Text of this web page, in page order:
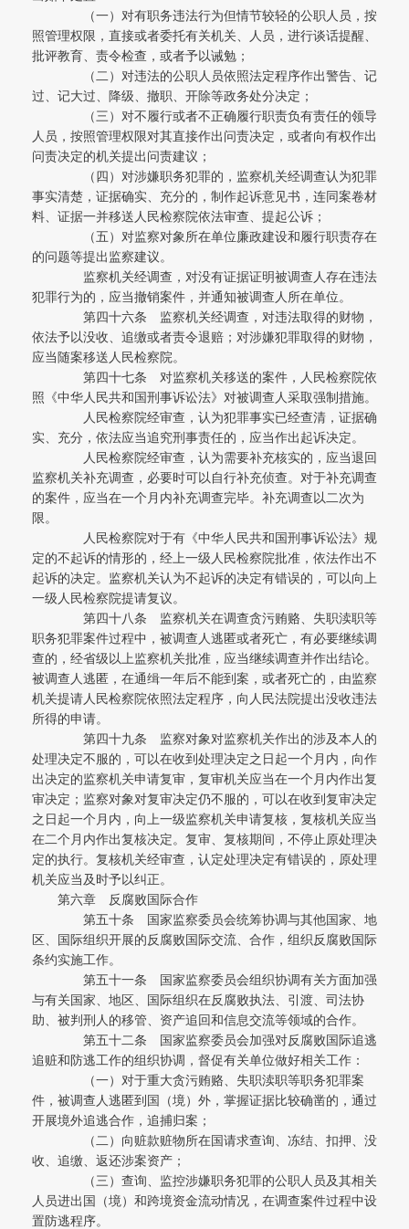
（一）对有职务违法行为但情节较轻的公职人员，按
照管理权限，直接或者委托有关机关、人员，进行谈话提醒、
批评教育、责令检查，或者予以诫勉；
（二）对违法的公职人员依照法定程序作出警告、记
过、记大过、降级、撤职、开除等政务处分决定；
（三）对不履行或者不正确履行职责负有责任的领导
人员，按照管理权限对其直接作出问责决定，或者向有权作出
问责决定的机关提出问责建议；
（四）对涉嫌职务犯罪的，监察机关经调查认为犯罪
事实清楚，证据确实、充分的，制作起诉意见书，连同案卷材
料、证据一并移送人民检察院依法审查、提起公诉；
（五）对监察对象所在单位廉政建设和履行职责存在
的问题等提出监察建议。
监察机关经调查，对没有证据证明被调查人存在违法
犯罪行为的，应当撤销案件，并通知被调查人所在单位。
第四十六条 监察机关经调查，对违法取得的财物，
依法予以没收、追缴或者责令退赔；对涉嫌犯罪取得的财物，
应当随案移送人民检察院。
第四十七条 对监察机关移送的案件，人民检察院依
照《中华人民共和国刑事诉讼法》对被调查人采取强制措施。
人民检察院经审查，认为犯罪事实已经查清，证据确
实、充分，依法应当追究刑事责任的，应当作出起诉决定。
人民检察院经审查，认为需要补充核实的，应当退回
监察机关补充调查，必要时可以自行补充侦查。对于补充调查
的案件，应当在一个月内补充调查完毕。补充调查以二次为
限。
人民检察院对于有《中华人民共和国刑事诉讼法》规
定的不起诉的情形的，经上一级人民检察院批准，依法作出不
起诉的决定。监察机关认为不起诉的决定有错误的，可以向上
一级人民检察院提请复议。
第四十八条 监察机关在调查贪污贿赂、失职渎职等
职务犯罪案件过程中，被调查人逃匿或者死亡，有必要继续调
查的，经省级以上监察机关批准，应当继续调查并作出结论。
被调查人逃匿，在通缉一年后不能到案，或者死亡的，由监察
机关提请人民检察院依照法定程序，向人民法院提出没收违法
所得的申请。
第四十九条 监察对象对监察机关作出的涉及本人的
处理决定不服的，可以在收到处理决定之日起一个月内，向作
出决定的监察机关申请复审，复审机关应当在一个月内作出复
审决定；监察对象对复审决定仍不服的，可以在收到复审决定
之日起一个月内，向上一级监察机关申请复核，复核机关应当
在二个月内作出复核决定。复审、复核期间，不停止原处理决
定的执行。复核机关经审查，认定处理决定有错误的，原处理
机关应当及时予以纠正。
第六章 反腐败国际合作
第五十条 国家监察委员会统筹协调与其他国家、地
区、国际组织开展的反腐败国际交流、合作，组织反腐败国际
条约实施工作。
第五十一条 国家监察委员会组织协调有关方面加强
与有关国家、地区、国际组织在反腐败执法、引渡、司法协
助、被判刑人的移管、资产追回和信息交流等领域的合作。
第五十二条 国家监察委员会加强对反腐败国际追逃
追赃和防逃工作的组织协调，督促有关单位做好相关工作：
（一）对于重大贪污贿赂、失职渎职等职务犯罪案
件，被调查人逃匿到国（境）外，掌握证据比较确凿的，通过
开展境外追逃合作，追捕归案；
（二）向赃款赃物所在国请求查询、冻结、扣押、没
收、追缴、返还涉案资产；
（三）查询、监控涉嫌职务犯罪的公职人员及其相关
人员进出国（境）和跨境资金流动情况，在调查案件过程中设
置防逃程序。